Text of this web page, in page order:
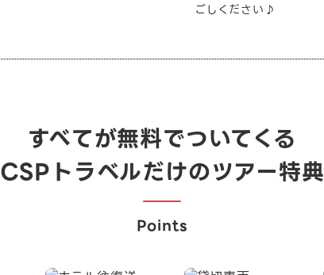
ごしください♪
すべてが無料でついてくる
CSPトラベルだけのツアー特典
Points